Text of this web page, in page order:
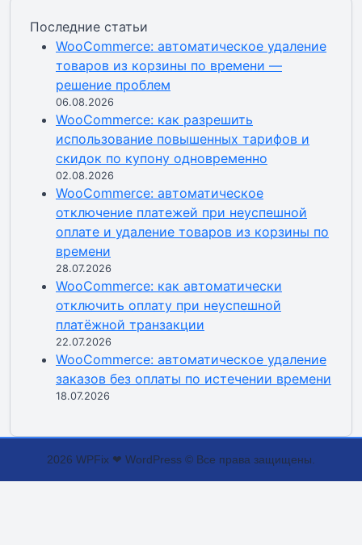
Последние статьи
WooCommerce: автоматическое удаление
товаров из корзины по времени —
решение проблем
06.08.2026
WooCommerce: как разрешить
использование повышенных тарифов и
скидок по купону одновременно
02.08.2026
WooCommerce: автоматическое
отключение платежей при неуспешной
оплате и удаление товаров из корзины по
времени
28.07.2026
WooCommerce: как автоматически
отключить оплату при неуспешной
платёжной транзакции
22.07.2026
WooCommerce: автоматическое удаление
заказов без оплаты по истечении времени
18.07.2026
2026 WPFix ❤ WordPress © Все права защищены.